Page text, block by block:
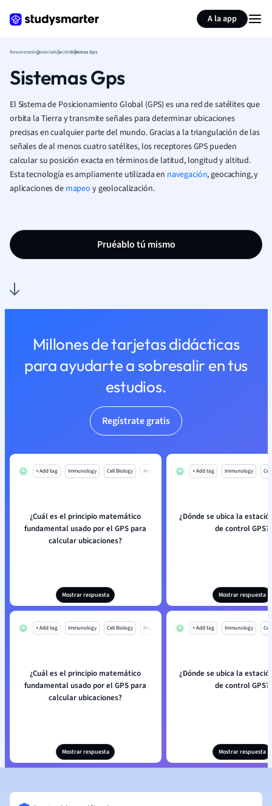
A la app
ResumenesIngenieríaAviaciónSistemas Gps
Sistemas Gps
El Sistema de Posicionamiento Global (GPS) es una red de satélites que
orbita la Tierra y transmite señales para determinar ubicaciones
precisas en cualquier parte del mundo. Gracias a la triangulación de las
señales de al menos cuatro satélites, los receptores GPS pueden
calcular su posición exacta en términos de latitud, longitud y altitud.
Esta tecnología es ampliamente utilizada en navegación, geocaching, y
aplicaciones de mapeo y geolocalización.
Pruéablo tú mismo
Millones de tarjetas didácticas
para ayudarte a sobresalir en tus
estudios.
Regístrate gratis
+ Add tag Immunology Cell Biology Mo
¿Cuál es el principio matemático
fundamental usado por el GPS para
calcular ubicaciones?
Mostrar respuesta
+ Add tag Immunology
¿Dónde se ubica la
de control GPS?
Mostrar respuesta
+ Add tag Immunology Cell Biology Mo
¿Cuál es el principio matemático
fundamental usado por el GPS para
calcular ubicaciones?
Mostrar respuesta
+ Add tag Immunology
¿Dónde se ubica la
de control GPS?
Mostrar respuesta
Resumir página